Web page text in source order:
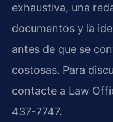
exhaustiva, una
documentos y la
antes de que se
costosas. Para
contacte a Law
437-7747.